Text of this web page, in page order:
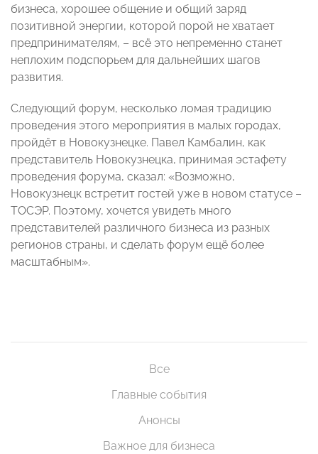
бизнеса, хорошее общение и общий заряд
позитивной энергии, которой порой не хватает
предпринимателям, – всё это непременно станет
неплохим подспорьем для дальнейших шагов
развития.
Следующий форум, несколько ломая традицию
проведения этого мероприятия в малых городах,
пройдёт в Новокузнецке. Павел Камбалин, как
представитель Новокузнецка, принимая эстафету
проведения форума, сказал: «Возможно,
Новокузнецк встретит гостей уже в новом статусе –
ТОСЭР. Поэтому, хочется увидеть много
представителей различного бизнеса из разных
регионов страны, и сделать форум ещё более
масштабным».
Все
Главные события
Анонсы
Важное для бизнеса